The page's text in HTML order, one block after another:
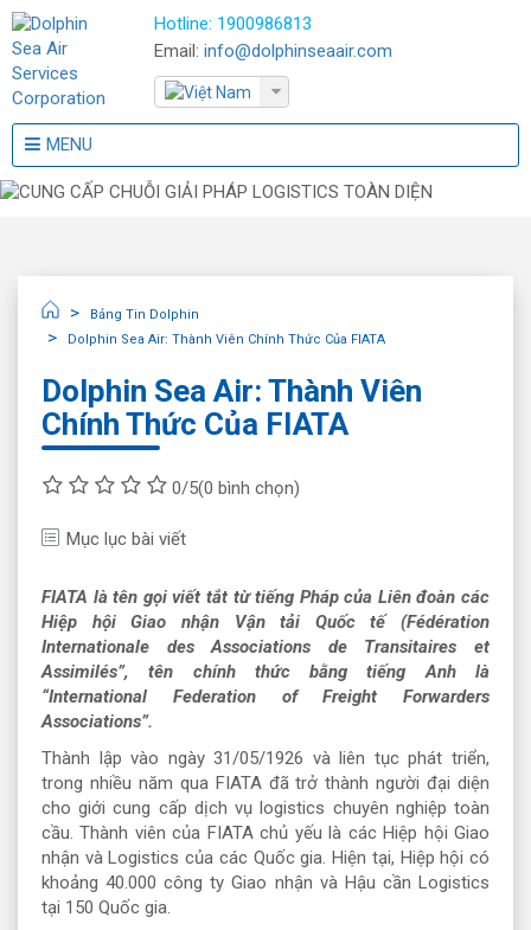
Hotline: 1900986813
Email: info@dolphinseaair.com
MENU
Bảng Tin Dolphin
Dolphin Sea Air: Thành Viên Chính Thức Của FIATA
Dolphin Sea Air: Thành Viên
Chính Thức Của FIATA
0/5(0 bình chọn)
Mục lục bài viết
FIATA là tên gọi viết tắt từ tiếng Pháp của Liên đoàn các
Hiệp hội Giao nhận Vận tải Quốc tế (Fédération
Internationale des Associations de Transitaires et
Assimilés”, tên chính thức bằng tiếng Anh là
“International Federation of Freight Forwarders
Associations”.
Thành lập vào ngày 31/05/1926 và liên tục phát triển,
trong nhiều năm qua FIATA đã trở thành người đại diện
cho giới cung cấp dịch vụ logistics chuyên nghiệp toàn
cầu. Thành viên của FIATA chủ yếu là các Hiệp hội Giao
nhận và Logistics của các Quốc gia. Hiện tại, Hiệp hội có
khoảng 40.000 công ty Giao nhận và Hậu cần Logistics
tại 150 Quốc gia.